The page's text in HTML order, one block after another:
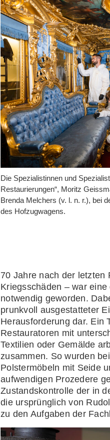
Die Spezialistinnen und
Restaurierungen“, Moritz
Brenda Melchers (v. l. n. r.), bei
des Hofzugwagens.
Restaurator Moritz Geissmann
auf das königliche Wappen
70 Jahre nach der letzten
Kriegsschäden – war
notwendig geworden.
prunkvoll ausgestatteter
Herausforderung dar. Ein
Restauratoren mit
Textilien oder Gemälde
zusammen. So wurden
Polstermöbeln mit Seide
aufwendigen Prozedere
Zustandskontrolle der in
die ursprünglich von
zu den Aufgaben der